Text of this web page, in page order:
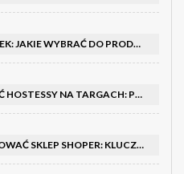
RODZAJE FALCAREK I BIGÓWEK: JAKIE WYBRAĆ DO PRODUKCJI?
JAK SKUTECZNIE PROWADZIĆ HOSTESSY NA TARGACH: PORADNIK I SZKOLENIA
JAK SKUTECZNIE POZYCJONOWAĆ SKLEP SHOPER: KLUCZOWE KROKI I STRATEGIE